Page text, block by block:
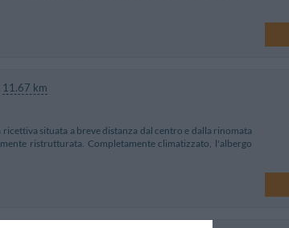
11.67 km
situata a breve distanza dal centro e dalla rinomata
ristrutturata. Completamente climatizzato, l'albergo